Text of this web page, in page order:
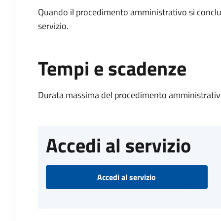
Quando il procedimento amministrativo si
servizio.
Tempi e scadenze
Durata massima del procedimento
Accedi al servizio
Accedi al servizio